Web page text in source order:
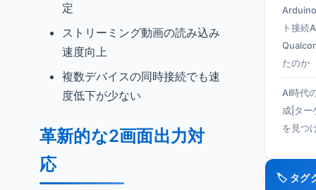
定
ストリーミング動画の読み込み
速度向上
複数デバイスの同時接続でも速
度低下が少ない
革新的な2画面出力対
応
ト接続
たのか
AI時代
成|ター
を見つ
🏷️ タグ